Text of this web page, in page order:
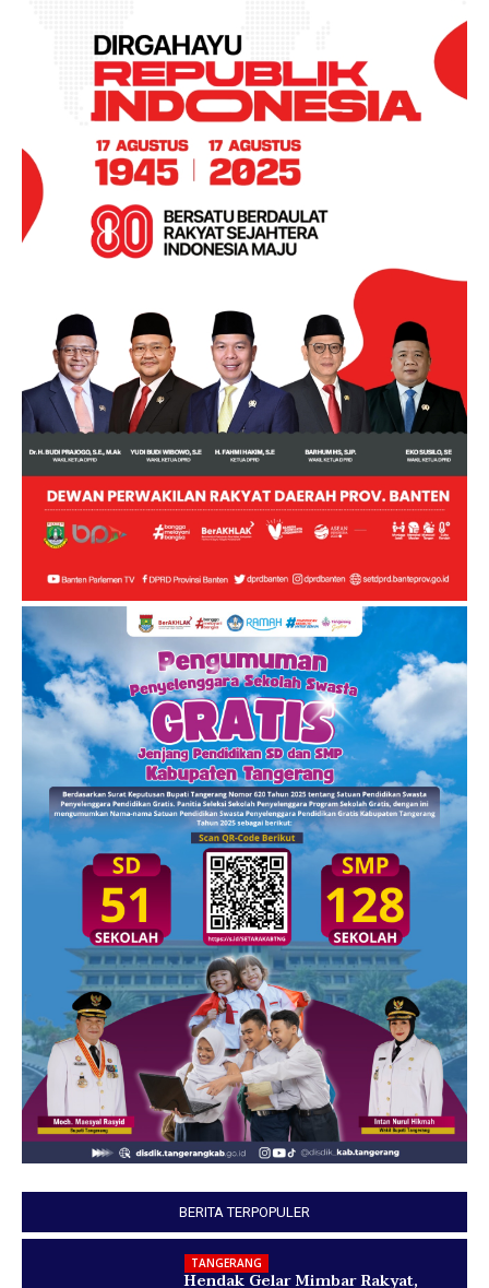
BERITA TERPOPULER
TANGERANG
Hendak Gelar Mimbar Rakyat,